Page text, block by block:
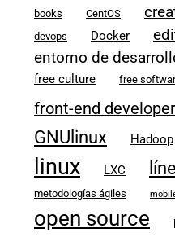
books CentOS
devops Docker
entorno de
free culture free
front-end developer
GNUlinux Hadoop
linux LXC
metodologías ágiles
open source